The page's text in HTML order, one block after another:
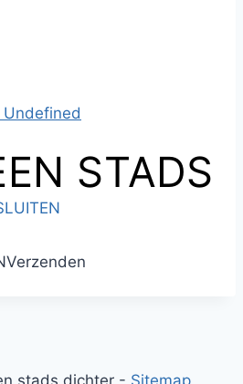
Verzenden
stads dichter - Sitemap